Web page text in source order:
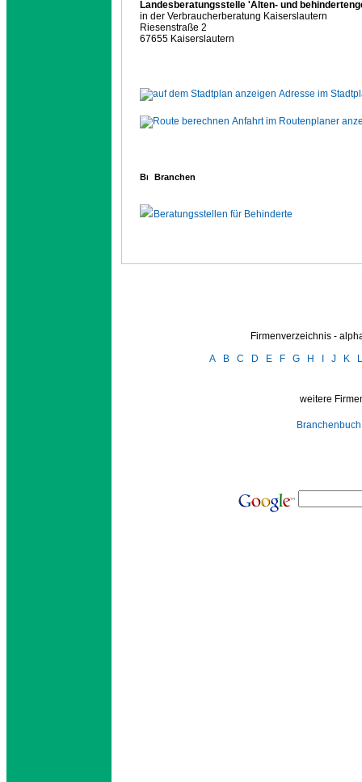
Landesberatungsstelle 'Alten- und
in der Verbraucherberatung Kaiserslautern
Riesenstraße 2
67655 Kaiserslautern
Adresse im
Anfahrt im Routenplaner
Branchen
Beratungsstellen für Behinderte
Firmenverzeichnis -
A
B C D E F G H J K L
weitere